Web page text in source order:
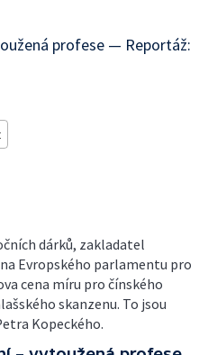
profese — Reportáž:
dárků, zakladatel
Evropského parlamentu pro
cena míru pro čínského
skanzenu. To jsou
Kopeckého.